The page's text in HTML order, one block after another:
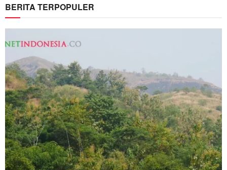
BERITA TERPOPULER